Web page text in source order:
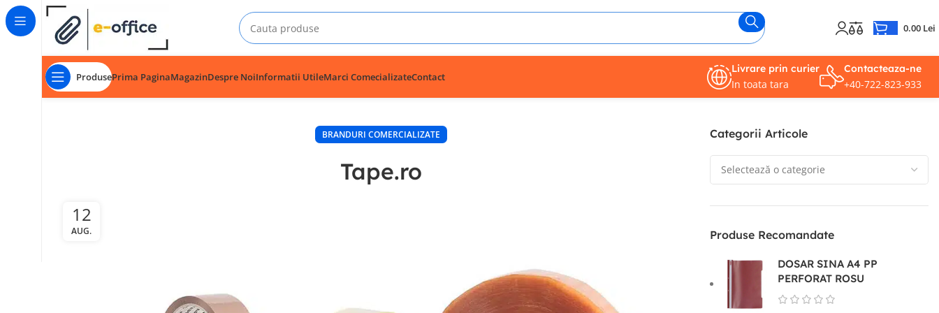
0.00 Lei
ProdusePrima PaginaMagazinDespre NoiInformatii UtileMarci ComecializateContact
Livrare prin curier
In toata tara
Contacteaza-ne
+40-722-823-933
BRANDURI COMERCIALIZATE
Tape.ro
12
AUG.
Categorii Articole
Produse Recomandate
DOSAR SINA A4 PP
PERFORAT ROSU